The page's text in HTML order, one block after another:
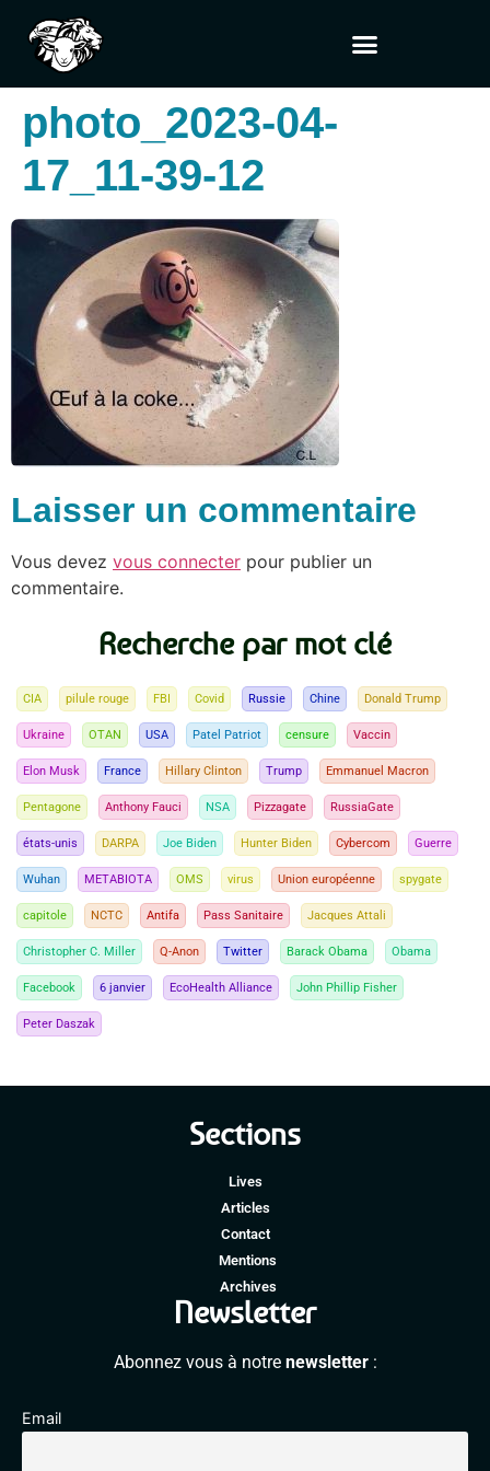
photo_2023-04-
17_11-39-12
Laisser un commentaire
Vous devez vous connecter pour publier un
commentaire.
Recherche par mot clé
CIA pilule rouge FBI Covid Russie Chine Donald Trump
Ukraine OTAN USA Patel Patriot censure Vaccin
Elon Musk France Hillary Clinton Trump Emmanuel Macron
Pentagone Anthony Fauci NSA Pizzagate RussiaGate
états-unis DARPA Joe Biden Hunter Biden Cybercom Guerre
Wuhan METABIOTA OMS virus Union européenne spygate
capitole NCTC Antifa Pass Sanitaire Jacques Attali
Christopher C. Miller Q-Anon Twitter Barack Obama Obama
Facebook 6 janvier EcoHealth Alliance John Phillip Fisher
Peter Daszak
Sections
Lives
Articles
Contact
Mentions
Archives
Newsletter
Abonnez vous à notre newsletter:
Email